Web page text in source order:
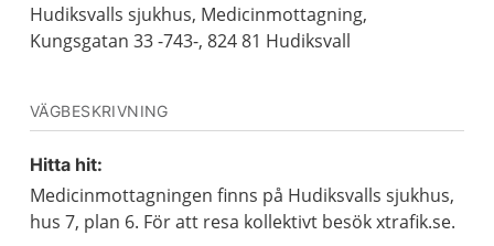
Hudiksvalls sjukhus, Medicinmottagning,
Kungsgatan 33 -743-, 824 81 Hudiksvall
VÄGBESKRIVNING
Hitta hit:
Medicinmottagningen finns på Hudiksvalls sjukhus,
hus 7, plan 6. För att resa kollektivt besök xtrafik.se.